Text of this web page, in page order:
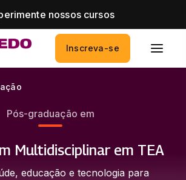
nossos cursos
Inscreva-se
Pós-graduação em
Multidisciplinar em TEA
educação e tecnologia para